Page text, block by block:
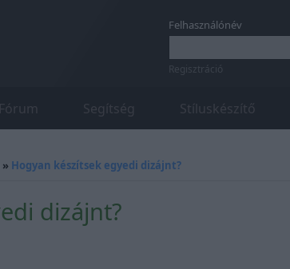
Felhasználónév
Regisztráció
Fórum Segítség Stíluskészítő
» Hogyan készítsek egyedi dizájnt?
dizájnt?